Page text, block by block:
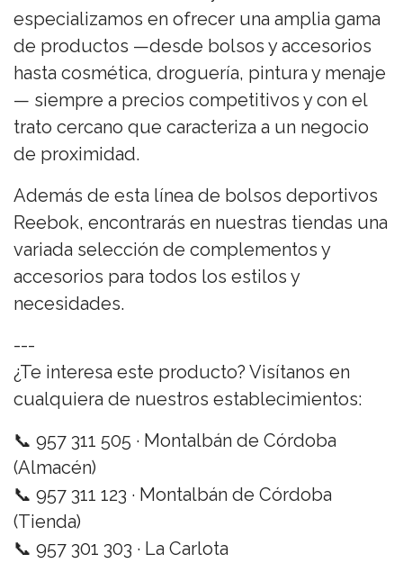
especializamos en ofrecer una amplia gama
de productos —desde bolsos y accesorios
hasta cosmética, droguería, pintura y menaje
— siempre a precios competitivos y con el
trato cercano que caracteriza a un negocio
de proximidad.
Además de esta línea de bolsos deportivos
Reebok, encontrarás en nuestras tiendas una
variada selección de complementos y
accesorios para todos los estilos y
necesidades.
---
¿Te interesa este producto? Visítanos en
cualquiera de nuestros establecimientos:
📞 957 311 505 · Montalbán de Córdoba
(Almacén)
📞 957 311 123 · Montalbán de Córdoba
(Tienda)
📞 957 301 303 · La Carlota